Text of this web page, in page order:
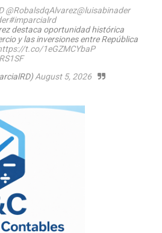
@RobalsdqAlvarez@luisabinader
#imparcialrd
destaca oportunidad histórica
y las inversiones entre República
t.co/1eGZMCYbaP
August 5, 2026